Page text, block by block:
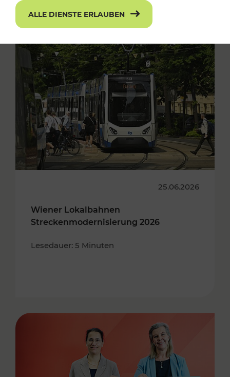
25.06.2026
Wiener Lokalbahnen
Streckenmodernisierung 2026
Lesedauer: 5 Minuten
ALLE DIENSTE ERLAUBEN